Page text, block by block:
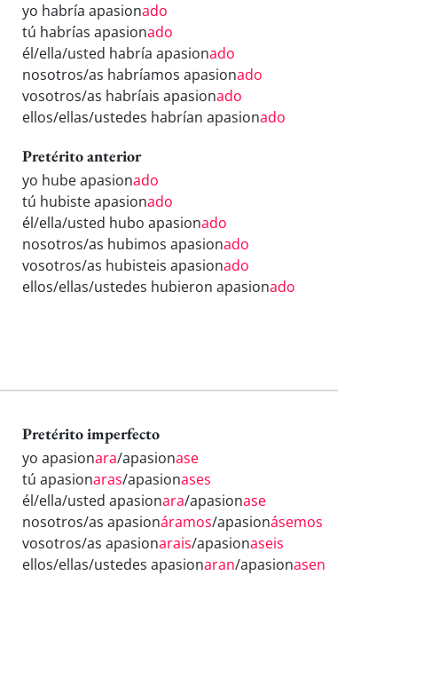
yo habría apasionado
tú habrías apasionado
él/ella/usted habría apasionado
nosotros/as habríamos apasionado
vosotros/as habríais apasionado
ellos/ellas/ustedes habrían apasionado
Pretérito anterior
yo hube apasionado
tú hubiste apasionado
él/ella/usted hubo apasionado
nosotros/as hubimos apasionado
vosotros/as hubisteis apasionado
ellos/ellas/ustedes hubieron apasionado
Pretérito imperfecto
yo apasionara/apasionase
tú apasionaras/apasionases
él/ella/usted apasionara/apasionase
nosotros/as apasionáramos/apasionásemos
vosotros/as apasionarais/apasionaseis
ellos/ellas/ustedes apasionaran/apasionasen